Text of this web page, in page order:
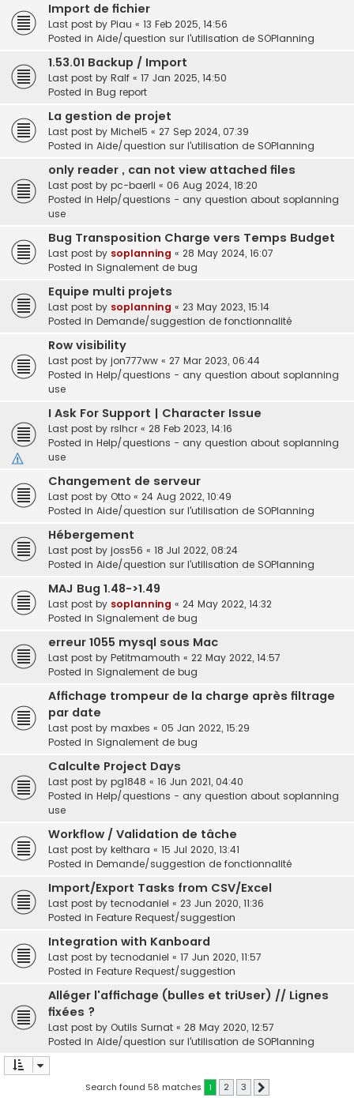
Import de fichier
Last post by Piau « 13 Feb 2025, 14:56
Posted in Aide/question sur l'utilisation de SOPlanning
1.53.01 Backup / Import
Last post by Ralf « 17 Jan 2025, 14:50
Posted in Bug report
La gestion de projet
Last post by Michel5 « 27 Sep 2024, 07:39
Posted in Aide/question sur l'utilisation de SOPlanning
only reader , can not view attached files
Last post by pc-baerli « 06 Aug 2024, 18:20
Posted in Help/questions - any question about soplanning
use
Bug Transposition Charge vers Temps Budget
Last post by soplanning « 28 May 2024, 16:07
Posted in Signalement de bug
Equipe multi projets
Last post by soplanning « 23 May 2023, 15:14
Posted in Demande/suggestion de fonctionnalité
Row visibility
Last post by jon777ww « 27 Mar 2023, 06:44
Posted in Help/questions - any question about soplanning
use
I Ask For Support | Character Issue
Last post by rslhcr « 28 Feb 2023, 14:16
Posted in Help/questions - any question about soplanning
use
Changement de serveur
Last post by Otto « 24 Aug 2022, 10:49
Posted in Aide/question sur l'utilisation de SOPlanning
Hébergement
Last post by joss56 « 18 Jul 2022, 08:24
Posted in Aide/question sur l'utilisation de SOPlanning
MAJ Bug 1.48->1.49
Last post by soplanning « 24 May 2022, 14:32
Posted in Signalement de bug
erreur 1055 mysql sous Mac
Last post by Petitmamouth « 22 May 2022, 14:57
Posted in Signalement de bug
Affichage trompeur de la charge après filtrage
par date
Last post by maxbes « 05 Jan 2022, 15:29
Posted in Signalement de bug
Calculte Project Days
Last post by pg1848 « 16 Jun 2021, 04:40
Posted in Help/questions - any question about soplanning
use
Workflow / Validation de tâche
Last post by kelthara « 15 Jul 2020, 13:41
Posted in Demande/suggestion de fonctionnalité
Import/Export Tasks from CSV/Excel
Last post by tecnodaniel « 23 Jun 2020, 11:36
Posted in Feature Request/suggestion
Integration with Kanboard
Last post by tecnodaniel « 17 Jun 2020, 11:57
Posted in Feature Request/suggestion
Alléger l'affichage (bulles et triUser) // Lignes
fixées ?
Last post by Outils Surnat « 28 May 2020, 12:57
Posted in Aide/question sur l'utilisation de SOPlanning
Search found 58 matches 1 2 3